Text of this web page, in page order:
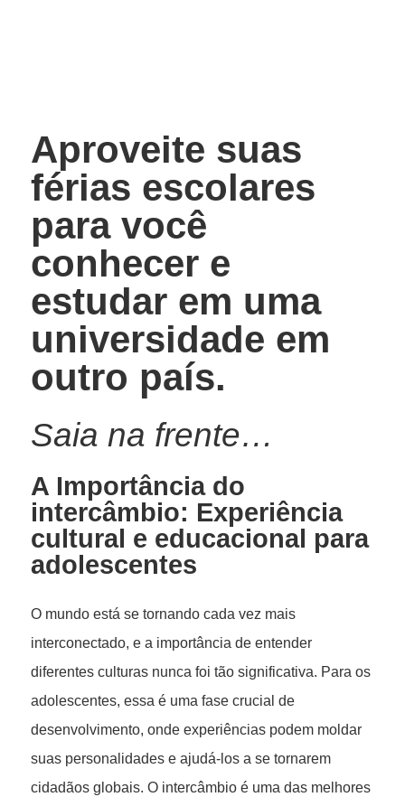
Aproveite suas
férias escolares
para você
conhecer e
estudar em uma
universidade em
outro país.
Saia na frente…
A Importância do
intercâmbio: Experiência
cultural e educacional para
adolescentes
O mundo está se tornando cada vez mais
interconectado, e a importância de entender
diferentes culturas nunca foi tão significativa. Para os
adolescentes, essa é uma fase crucial de
desenvolvimento, onde experiências podem moldar
suas personalidades e ajudá-los a se tornarem
cidadãos globais. O intercâmbio é uma das melhores